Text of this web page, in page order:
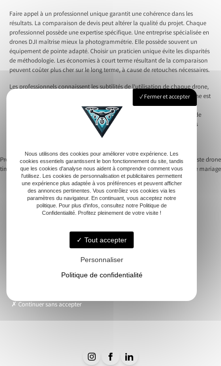
Faire appel à un professionnel unique garantit une cohérence dans les
résultats. La comparaison de devis peut altérer la qualité du projet. Chaque
professionnel possède une expertise spécifique. Une entreprise spécialisée en
drones DJI maîtrise mieux la photogrammétrie. Elle possède souvent un
équipement de pointe adapté. Choisir un praticien unique évite les disparités
de méthodologie. Les économies à court terme résultant de la comparaison
peuvent coûter plus cher sur le long terme, à cause de retouches nécessaires.
Les professionnels connaissent les subtilités de l’utilisation de chaque drone,
qu’il soit terrestre ou aérien. Ils assurent que chaque prise de vue aérienne est
parfaitement cadrée et stabilisée. Collaborer avec un expert engage sa
responsabilité et son expérience pour le projet. Cela garantit un service de
qualité et des résultats fidèles aux attentes. Employer des professionnels
formés en drone DJI inspire confiance. Ils savent comment éviter les
Navigation
l’article
Previous:Découvrez le potentiel du
timelapse drone sur votre chantier
Next:Comment choisir un vidéaste drone
pour votre mariage
Immobilier
Vue Aérienne
Événementiels
Suivi de chantier
Nos réalisations
Fermer et accepter
Nous utilisons des cookies pour améliorer votre expérience. Les
cookies essentiels garantissent le bon fonctionnement du site, tandis
que les cookies d'analyse nous aident à comprendre comment vous
l'utilisez. Les cookies de personnalisation et publicitaires permettent
une expérience plus adaptée à vos préférences et peuvent afficher
des annonces pertinentes. Vous contrôlez vos cookies via les
paramètres du navigateur. En continuant, vous acceptez notre
politique. Pour plus d'infos, consultez notre Politique de
Confidentialité. Profitez pleinement de votre visite !
Tout accepter
Personnaliser
Politique de confidentialité
Continuer sans accepter